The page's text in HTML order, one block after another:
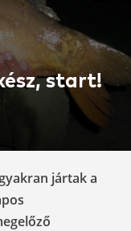
start!
jártak a